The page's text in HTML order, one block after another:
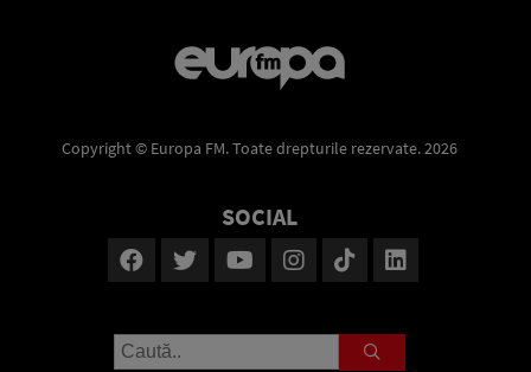
Copyright © Europa FM. Toate drepturile rezervate. 2026
SOCIAL